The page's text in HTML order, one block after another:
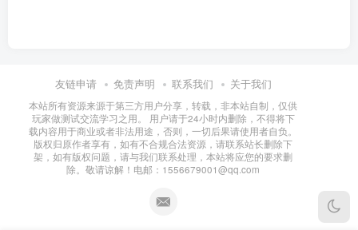
友链申请 免责声明 联系我们 关于我们
本站所有资源来源于第三方用户分享，转载，非本站自制，仅供
玩家做测试交流学习之用。 用户请于24小时内删除，不得将下
载内容用于商业或者非法用途，否则，一切后果请使用者自负。
版权归原作者享有，如有不合规合法资源，请联系站长删除下
架，如有版权问题，请与我们联系处理，本站将应您的要求删
除。敬请谅解！电邮：1556679001@qq.com